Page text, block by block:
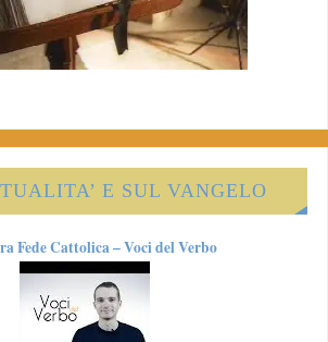
E SUL VANGELO
Fede Cattolica – Voci del Verbo